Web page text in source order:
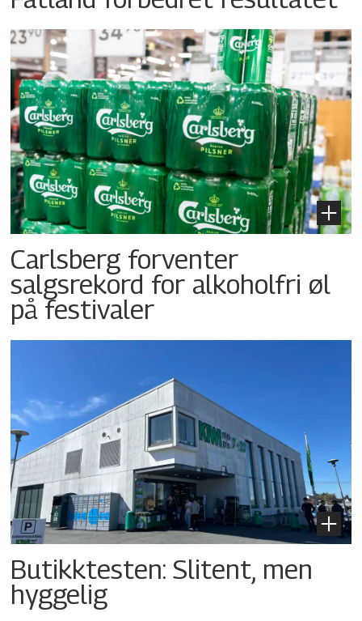
Carlsberg forventer
salgsrekord for alkoholfri øl
på festivaler
Butikktesten: Slitent, men
hyggelig